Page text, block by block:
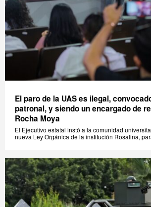
El paro de la UAS es ilegal,
patronal, y siendo un encargado de
Rocha Moya
El Ejecutivo estatal instó a la comunidad
nueva Ley Orgánica de la institución Rosalina,